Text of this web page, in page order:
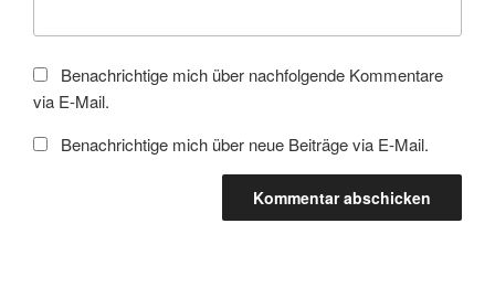
Benachrichtige mich über nachfolgende Kommentare
via E-Mail.
Benachrichtige mich über neue Beiträge via E-Mail.